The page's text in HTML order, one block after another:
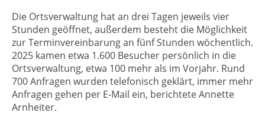
Die Ortsverwaltung hat an drei Tagen jeweils vier
Stunden geöffnet, außerdem besteht die Möglichkeit
zur Terminvereinbarung an fünf Stunden wöchentlich.
2025 kamen etwa 1.600 Besucher persönlich in die
Ortsverwaltung, etwa 100 mehr als im Vorjahr. Rund
700 Anfragen wurden telefonisch geklärt, immer mehr
Anfragen gehen per E-Mail ein, berichtete Annette
Arnheiter.